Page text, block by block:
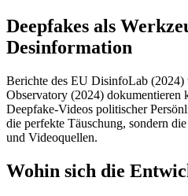
Deepfakes als
Desinformation
Berichte des EU DisinfoLab (2024)
Observatory (2024) dokumentieren
Deepfake-Videos politischer
die perfekte Täuschung, sondern
und Videoquellen.
Wohin sich die